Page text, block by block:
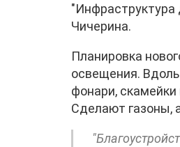
"Инфраструктура
Чичерина.
Планировка
освещения.
фонари,
Сделают газоны,